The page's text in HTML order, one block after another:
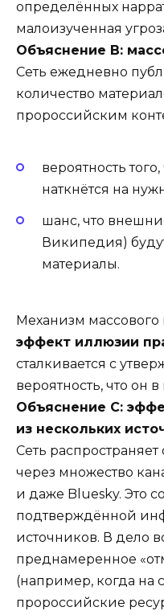
определённых
малоизученная
Объяснение B:
Сеть ежедневно
количество
пророссийским
вероятность
наткнётся на
шанс, что
Википедия)
материалы.
Механизм
эффект иллюзии
сталкивается с
вероятность, что он
Объяснение C:
из нескольких
Сеть
через множество
и даже Bluesky. Это
подтверждённой
источников. В дело
преднамеренное
(например, когда на
пророссийские